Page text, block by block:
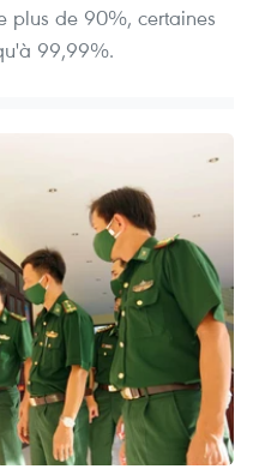
plus de 90%, certaines
99,99%.